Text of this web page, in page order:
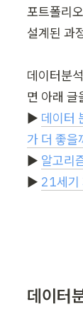
포트폴리
설계된 과
데이터분
면 아래 글
▶︎ 데이터
가 더 좋을
▶︎ 알고리
▶︎ 21세기
데이터